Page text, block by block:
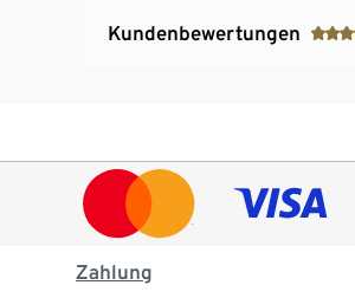
Kundenbewertungen
Zahlung